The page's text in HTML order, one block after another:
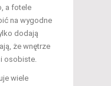
a fotele
na wygodne
dodają
że wnętrze
osobiste.
wiele